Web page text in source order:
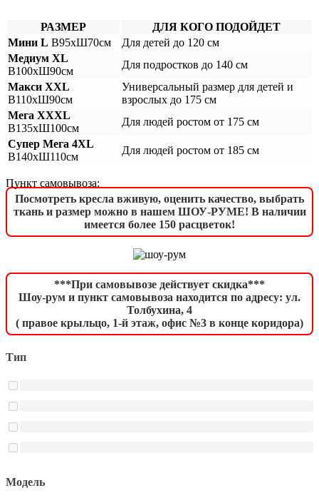
РАЗМЕР
ДЛЯ КОГО ПОДОЙДЕТ
Мини L В95хШ70см
Для детей до 120 см
Медиум XL
В100хШ90см
Для подростков до 140 см
Макси XXL
В110хШ90см
Универсальный размер для детей и
взрослых до 175 см
Мега XXXL
В135хШ100см
Для людей ростом от 175 см
Супер Мега 4XL
В140хШ110см
Для людей ростом от 185 см
Пункт самовывоза:
Посмотреть кресла вживую, оценить качество, выбрать
ткань и размер можно в нашем ШОУ-РУМЕ! В наличии
имеется более 150 расцветок!
***При самовывозе действует скидка***
Шоу-рум и пункт самовывоза находится по адресу: ул.
Толбухина, 4
( правое крыльцо, 1-й этаж, офис №3 в конце коридора)
Тип
Модель